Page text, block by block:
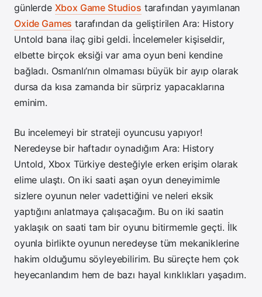
günlerde Xbox Game Studios tarafından yayımlanan
Oxide Games tarafından da geliştirilen Ara: History
Untold bana ilaç gibi geldi. İncelemeler kişiseldir,
elbette birçok eksiği var ama oyun beni kendine
bağladı. Osmanlı’nın olmaması büyük bir ayıp olarak
dursa da kısa zamanda bir sürpriz yapacaklarına
eminim.
Bu incelemeyi bir strateji oyuncusu yapıyor!
Neredeyse bir haftadır oynadığım Ara: History
Untold, Xbox Türkiye desteğiyle erken erişim olarak
elime ulaştı. On iki saati aşan oyun deneyimimle
sizlere oyunun neler vadettiğini ve neleri eksik
yaptığını anlatmaya çalışacağım. Bu on iki saatin
yaklaşık on saati tam bir oyunu bitirmemle geçti. İlk
oyunla birlikte oyunun neredeyse tüm mekaniklerine
hakim olduğumu söyleyebilirim. Bu süreçte hem çok
heyecanlandım hem de bazı hayal kırıklıkları yaşadım.